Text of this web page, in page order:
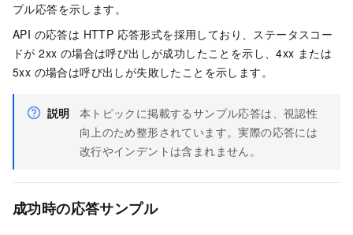
プル応答を示します。
API の応答は HTTP 応答形式を採用しており、ステータスコー
ドが 2xx の場合は呼び出しが成功したことを示し、4xx または
5xx の場合は呼び出しが失敗したことを示します。
説明
本トピックに掲載するサンプル応答は、視認性
向上のため整形されています。実際の応答には
改行やインデントは含まれません。
成功時の応答サンプル